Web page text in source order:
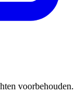
voorbehouden.